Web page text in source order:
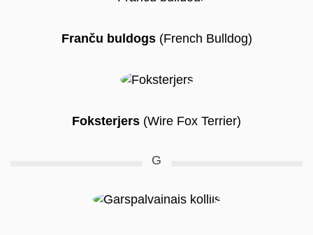
Franču buldogs(French Bulldog)
Foksterjers (Wire Fox Terrier)
G